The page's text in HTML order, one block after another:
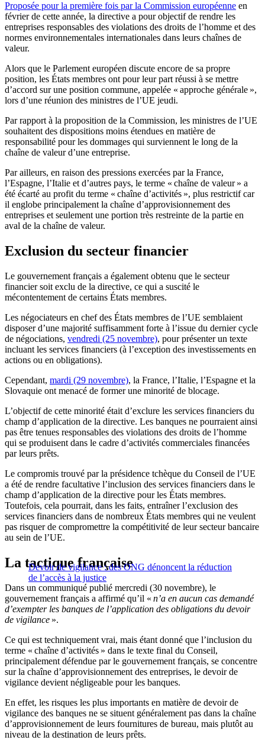
Proposée pour la première fois par la Commission européenne en
février de cette année, la directive a pour objectif de rendre les
entreprises responsables des violations des droits de l’homme et des
normes environnementales internationales dans leurs chaînes de
valeur.
Alors que le Parlement européen discute encore de sa propre
position, les États membres ont pour leur part réussi à se mettre
d’accord sur une position commune, appelée « approche générale »,
lors d’une réunion des ministres de l’UE jeudi.
Par rapport à la proposition de la Commission, les ministres de l’UE
souhaitent des dispositions moins étendues en matière de
responsabilité pour les dommages qui surviennent le long de la
chaîne de valeur d’une entreprise.
Par ailleurs, en raison des pressions exercées par la France,
l’Espagne, l’Italie et d’autres pays, le terme « chaîne de valeur » a
été écarté au profit du terme « chaîne d’activités », plus restrictif car
il englobe principalement la chaîne d’approvisionnement des
entreprises et seulement une portion très restreinte de la partie en
aval de la chaîne de valeur.
Exclusion du secteur financier
Le gouvernement français a également obtenu que le secteur
financier soit exclu de la directive, ce qui a suscité le
mécontentement de certains États membres.
Les négociateurs en chef des États membres de l’UE semblaient
disposer d’une majorité suffisamment forte à l’issue du dernier cycle
de négociations, vendredi (25 novembre), pour présenter un texte
incluant les services financiers (à l’exception des investissements en
actions ou en obligations).
Cependant, mardi (29 novembre), la France, l’Italie, l’Espagne et la
Slovaquie ont menacé de former une minorité de blocage.
L’objectif de cette minorité était d’exclure les services financiers du
champ d’application de la directive. Les banques ne pourraient ainsi
pas être tenues responsables des violations des droits de l’homme
qui se produisent dans le cadre d’activités commerciales financées
par leurs prêts.
Le compromis trouvé par la présidence tchèque du Conseil de l’UE
a été de rendre facultative l’inclusion des services financiers dans le
champ d’application de la directive pour les États membres.
Toutefois, cela pourrait, dans les faits, entraîner l’exclusion des
services financiers dans de nombreux États membres qui ne veulent
pas risquer de compromettre la compétitivité de leur secteur bancaire
au sein de l’UE.
Devoir de vigilance : des ONG dénoncent la réduction
de l’accès à la justice
La tactique française
Dans un communiqué publié mercredi (30 novembre), le
gouvernement français a affirmé qu’il « n’a en aucun cas demandé
d’exempter les banques de l’application des obligations du devoir
de vigilance ».
Ce qui est techniquement vrai, mais étant donné que l’inclusion du
terme « chaîne d’activités » dans le texte final du Conseil,
principalement défendue par le gouvernement français, se concentre
sur la chaîne d’approvisionnement des entreprises, le devoir de
vigilance devient négligeable pour les banques.
En effet, les risques les plus importants en matière de devoir de
vigilance des banques ne se situent généralement pas dans la chaîne
d’approvisionnement de leurs fournitures de bureau, mais plutôt au
niveau de la destination de leurs prêts.